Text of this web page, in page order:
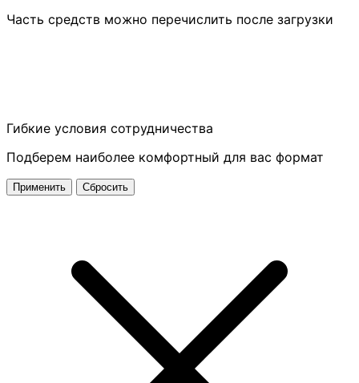
Часть средств можно перечислить после загрузки
Гибкие условия сотрудничества
Подберем наиболее комфортный для вас формат
Применить Сбросить